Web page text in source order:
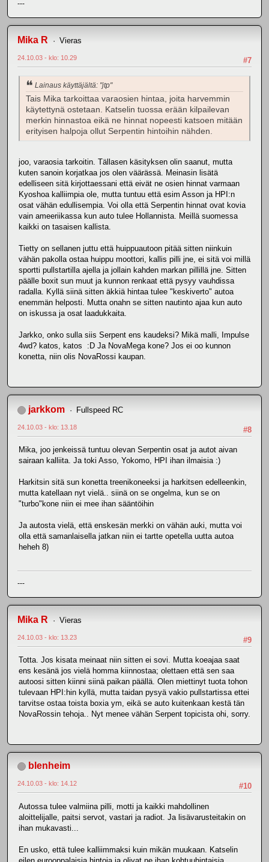
---
Mika R Vieras
#7
24.10.03 - klo: 10.29
Lainaus käyttäjältä: "jtp"
Tais Mika tarkoittaa varaosien hintaa, joita harvemmin
käytettynä ostetaan. Katselin tuossa erään kilpailevan
merkin hinnastoa eikä ne hinnat nopeesti katsoen mitään
erityisen halpoja ollut Serpentin hintoihin nähden.
joo, varaosia tarkoitin. Tällasen käsityksen olin saanut, mutta
kuten sanoin korjatkaa jos olen väärässä. Meinasin lisätä
edelliseen sitä kirjottaessani että eivät ne osien hinnat varmaan
Kyoshoa kalliimpia ole, mutta tuntuu että esim Asson ja HPI:n
osat vähän edullisempia. Voi olla että Serpentin hinnat ovat kovia
vain ameeriikassa kun auto tulee Hollannista. Meillä suomessa
kaikki on tasaisen kallista.
Tietty on sellanen juttu että huippuautoon pitää sitten niinkuin
vähän pakolla ostaa huippu moottori, kallis pilli jne, ei sitä voi millä
sportti pullstartilla ajella ja jollain kahden markan pillillä jne. Sitten
päälle boxit sun muut ja kunnon renkaat että pysyy vauhdissa
radalla. Kyllä siinä sitten äkkiä hintaa tulee "keskiverto" autoa
enemmän helposti. Mutta onahn se sitten nautinto ajaa kun auto
on iskussa ja osat laadukkaita.
Jarkko, onko sulla siis Serpent ens kaudeksi? Mikä malli, Impulse
4wd? katos, katos :D Ja NovaMega kone? Jos ei oo kunnon
konetta, niin olis NovaRossi kaupan.
jarkkom Fullspeed RC
#8
24.10.03 - klo: 13.18
Mika, joo jenkeissä tuntuu olevan Serpentin osat ja autot aivan
sairaan kalliita. Ja toki Asso, Yokomo, HPI ihan ilmaisia :)
Harkitsin sitä sun konetta treenikoneeksi ja harkitsen edelleenkin,
mutta katellaan nyt vielä.. siinä on se ongelma, kun se on
"turbo"kone niin ei mee ihan sääntöihin
Ja autosta vielä, että enskesän merkki on vähän auki, mutta voi
olla että samanlaisella jatkan niin ei tartte opetella uutta autoa
heheh 8)
---
Mika R Vieras
#9
24.10.03 - klo: 13.23
Totta. Jos kisata meinaat niin sitten ei sovi. Mutta koeajaa saat
ens kesänä jos vielä homma kiinnostaa; olettaen että sen saa
autoosi sitten kiinni siinä paikan päällä. Olen miettinyt tuota tohon
tulevaan HPI:hin kyllä, mutta taidan pysyä vakio pullstartissa ettei
tarvitse ostaa toista boxia ym, eikä se auto kuitenkaan kestä tän
NovaRossin tehoja.. Nyt menee vähän Serpent topicista ohi, sorry.
blenheim
#10
24.10.03 - klo: 14.12
Autossa tulee valmiina pilli, motti ja kaikki mahdollinen
aloittelijalle, paitsi servot, vastari ja radiot. Ja lisävarusteitakin on
ihan mukavasti...
En usko, että tulee kalliimmaksi kuin mikän muukaan. Katselin